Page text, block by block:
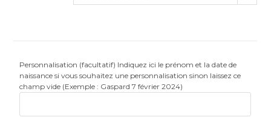
Personnalisation (facultatif) Indiquez ici le prénom et la date de
naissance si vous souhaitez une personnalisation sinon laissez ce
champ vide (Exemple : Gaspard 7 février 2024)